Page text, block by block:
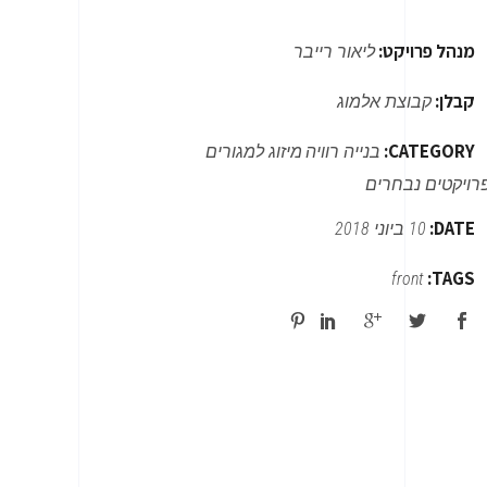
מנהל פרויקט: ליאור רייבר
קבלן: קבוצת אלמוג
CATEGORY: בנייה רוויה מיזוג למגורים
נבחרים
DATE: 10 ביוני 2018
TAGS:
front